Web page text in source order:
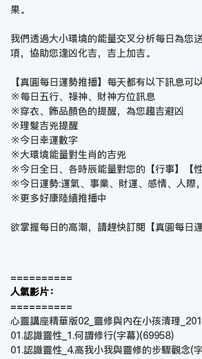
果。
我們透過大小環境的能量交叉分析每日為您
項，協助您逢凶化吉，吉上加吉。
【真圓每日運勢推播】每天都有以下訊息可
※每日五行、祿神、財神方位訊息
※穿衣、飾品顏色的提醒，為您趨吉避凶
※理髮吉兇提醒
※今日幸運數字
※大環境能量對生肖的吉兇
※今日全日、各時辰能量對您的【行事】【
※今日運勢:運氣、事業、財運、感情、人際
※更多好康陸續推播中
欲掌握每日的高潮，請趕快訂閱【真圓每日
==========
人氣影片：
==========
心靈講座精華版02_靈修與內在小孩清理
01.認識靈性_1.何謂修行(字幕)(69958)
01.認識靈性_4.高我小我與靈修的步驟觀念(